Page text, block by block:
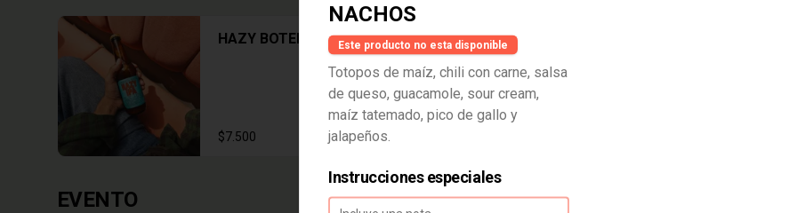
HAZY BOTELLA
$7.500
EVENTO
NACHOS
Este producto no esta disponible
Totopos de maíz, chili con carne, salsa
de queso, guacamole, sour cream,
maíz tatemado, pico de gallo y
jalapeños.
Instrucciones especiales